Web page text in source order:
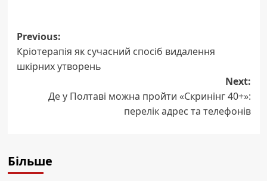
Post
navigation
Previous:
Кріотерапія як сучасний спосіб видалення
шкірних утворень
Next:
Де у Полтаві можна пройти «Скринінг 40+»:
перелік адрес та телефонів
Більше